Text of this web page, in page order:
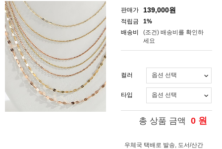
판매가 139,000원
적립금
1%
배송비
(조건) 배송비를 확인하
세요
컬러
타입
총 상품 금액 0 원
우체국 택배로 발송, 도서/산간